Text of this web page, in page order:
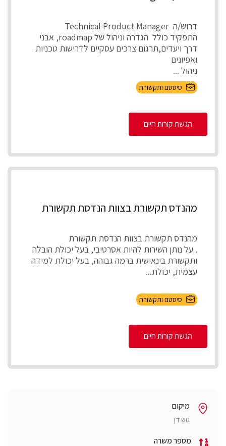
דרוש/ה Technical Product Manager
התפקיד כולל הגדרה וניהול של roadmap, אבני
דרך ויעדים,תרגום צרכים עסקיים לדרישות טכניות
ואפיונים
ניהול ...
סיסטם ותקשורת
הגשת קורות חיים
מהנדס תקשורת בצוות הנדסת תקשורת
מהנדס תקשורת בצוות הנדסת תקשורת
. על נותן השירות להיות אסרטיבי, בעל יכולת הובלה
ותקשורת בינאישית ברמה גבוהה, בעל יכולת למידה
עצמית, יכולת...
סיסטם ותקשורת
הגשת קורות חיים
מיקום
גוש דן
מספר משרה